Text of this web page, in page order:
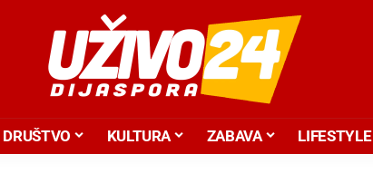
DRUŠTVO KULTURA ZABAVA LIFESTYLE